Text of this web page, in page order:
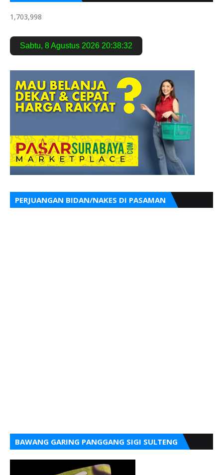
1,703,998
Sabtu, 8 Agustus 2026 20:38:33
PERJUANGAN BIDAN/NAKES DI PASAMAN
BAWANG GARING PANGGANG SIGI SULTENG